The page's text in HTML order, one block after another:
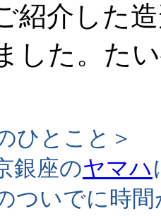
紹介した
した。た
ひとこと＞
銀座のヤマハ
ついでに時